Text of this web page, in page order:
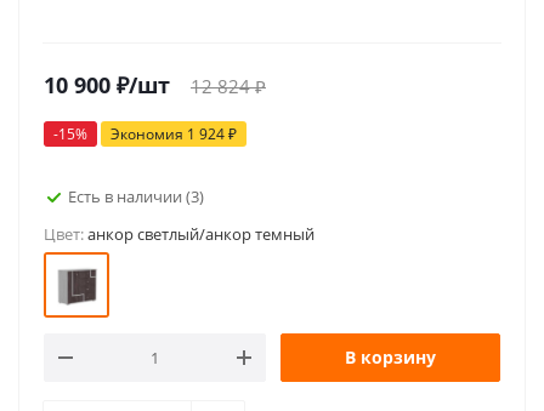
10 900 ₽/шт 12 824₽
-15% Экономия 1 924₽
Есть в наличии (3)
Цвет:анкор светлый/анкор темный
В корзину